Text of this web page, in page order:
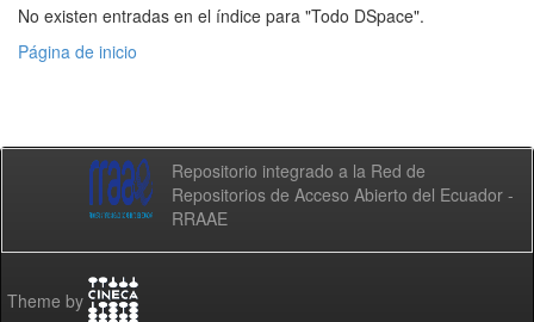
No existen entradas en el índice para "Todo DSpace".
Página de inicio
Repositorio integrado a la Red de
Repositorios de Acceso Abierto del Ecuador -
RRAAE
Theme by